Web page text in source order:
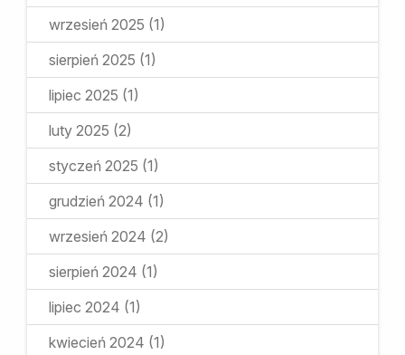
wrzesień 2025 (1)
sierpień 2025 (1)
lipiec 2025 (1)
luty 2025 (2)
styczeń 2025 (1)
grudzień 2024 (1)
wrzesień 2024 (2)
sierpień 2024 (1)
lipiec 2024 (1)
kwiecień 2024 (1)